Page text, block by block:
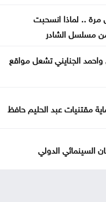
.. لماذا انسحبت
مسلسل الشادر
الجنايني تشعل مواقع
مقتنيات عبد الحليم حافظ
السينمائي الدولي